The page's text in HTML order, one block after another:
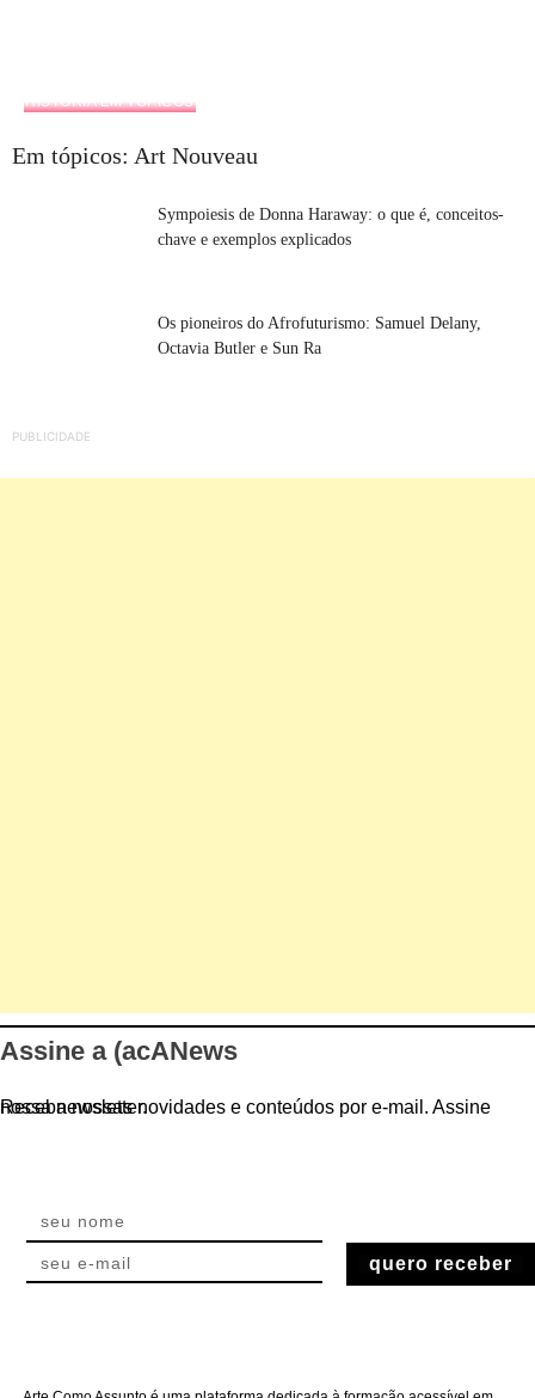
HISTÓRIA EM TÓPICOS
Em tópicos: Art Nouveau
Sympoiesis de Donna Haraway: o que é, conceitos-
chave e exemplos explicados
Os pioneiros do Afrofuturismo: Samuel Delany,
Octavia Butler e Sun Ra
PUBLICIDADE
Assine a (acANews
Receba nossas novidades e conteúdos por e-mail. Assine nossa newsletter.
quero receber